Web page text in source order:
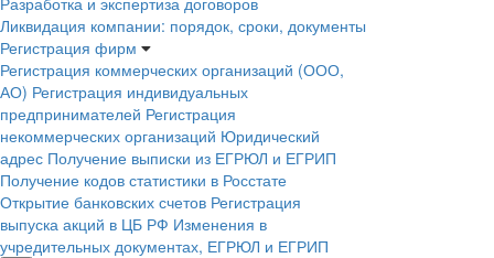
Ликвидация компании: порядок, сроки, документы
Регистрация фирм
Регистрация коммерческих организаций (ООО,
АО) Регистрация индивидуальных
предпринимателей Регистрация
некоммерческих организаций Юридический
адрес Получение выписки из ЕГРЮЛ и ЕГРИП
Получение кодов статистики в Росстате
Открытие банковских счетов Регистрация
выпуска акций в ЦБ РФ Изменения в
учредительных документах, ЕГРЮЛ и ЕГРИП